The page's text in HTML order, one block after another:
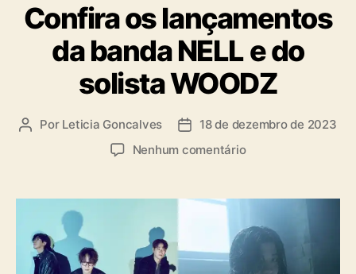
t
e
g
o
r
i
a
s
Confira os lançamentos
da banda NELL e do
solista WOODZ
A
r
p
Por Leticia Goncalves
D
d
u
b
18 de dezembro de 2023
Nenhum comentárioe
o
f